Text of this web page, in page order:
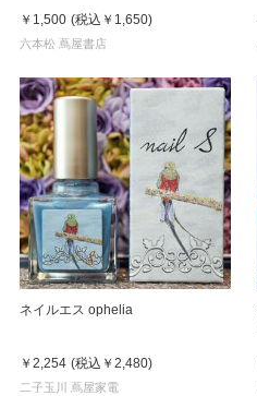
￥1,500 (税込 ￥1,650)
六本松 蔦屋書店
ネイルエス ophelia
￥2,254 (税込 ￥2,480)
二子玉川 蔦屋家電